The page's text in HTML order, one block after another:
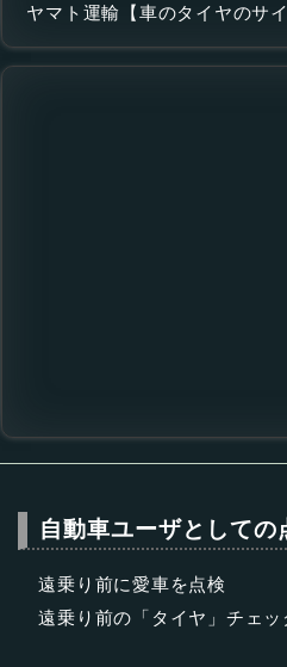
ヤマト運輸【車のタイヤのサ
自動車ユーザとしての
遠乗り前に愛車を点検
遠乗り前の「タイヤ」チェッ